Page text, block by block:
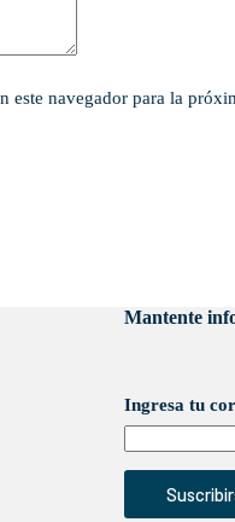
navegador para la
Mantente
Ingresa tu